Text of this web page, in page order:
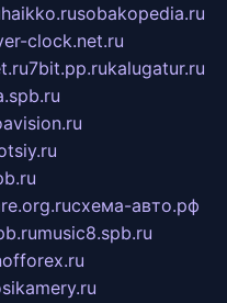
haikko.rusobakopedia.ru
clock.net.ru
7bit.pp.rukalugatur.ru
схема-авто.рф
music8.spb.ru